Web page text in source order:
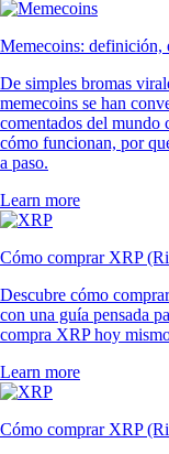
Memecoins: definición,
De simples bromas
memecoins se han
comentados del mundo
cómo funcionan, por
a paso.
Learn more
Cómo comprar XRP
Descubre cómo
con una guía pensada
compra XRP hoy
Learn more
Cómo comprar XRP